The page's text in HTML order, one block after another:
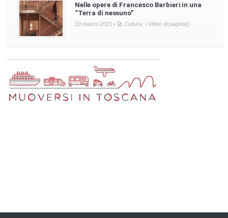
Nelle opere di Francesco Barbieri in una
“Terra di nessuno”
10 marzo 2015 • Cultura, I Video di paginaQ